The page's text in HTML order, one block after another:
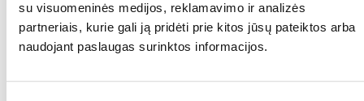
su visuomeninės medijos, reklamavimo ir analizės
partneriais, kurie gali ją pridėti prie kitos jūsų pateiktos arba
naudojant paslaugas surinktos informacijos.
Paskirtis
GYVENIMO ETAPAS: Suaugęs
SPECIALIEJI
Odos ir kailio priežiūra